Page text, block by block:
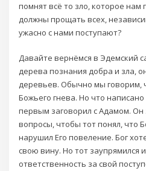
помнят всё то зло, которое
должны прощать всех,
ужасно с нами поступают?
Давайте вернёмся в Эдемский
дерева познания добра и зла,
деревьев. Обычно мы говорим,
Божьего гнева. Но что написано
первым заговорил с Адамом. Он
вопросы, чтобы тот понял, что
нарушил Его повеление. Бог
свою вину. Но тот заупрямился
ответственность за свой